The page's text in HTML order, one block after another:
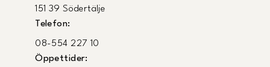
151 39 Södertälje
Telefon:
08-554 227 10
Öppettider: